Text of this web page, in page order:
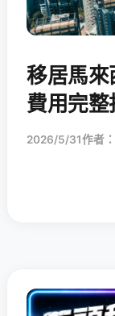
移居馬
費用完整
2026/5/31作者：